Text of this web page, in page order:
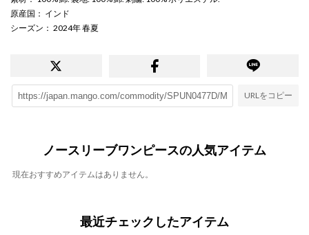
原産国 ： インド
シーズン ： 2024年 春夏
URLをコピー
ノースリーブワンピースの人気アイテム
現在おすすめアイテムはありません。
最近チェックしたアイテム